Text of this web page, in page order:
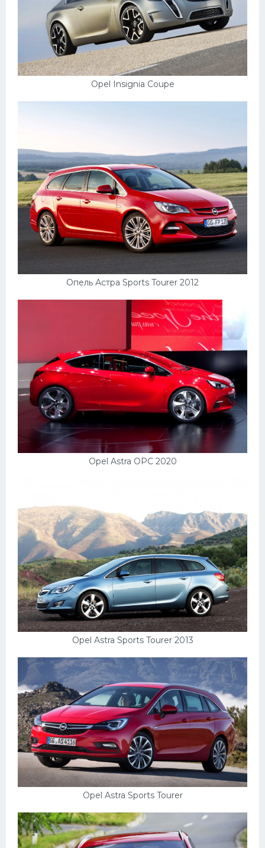
Opel Insignia Coupe
Опель Астра Sports Tourer 2012
Opel Astra OPC 2020
Opel Astra Sports Tourer 2013
Opel Astra Sports Tourer